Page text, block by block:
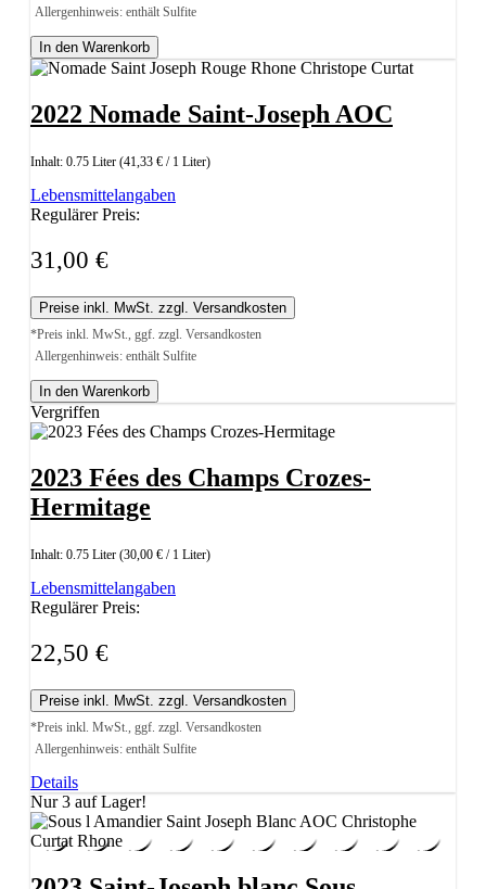
Allergenhinweis: enthält Sulfite
In den Warenkorb
2022 Nomade Saint-Joseph AOC
Inhalt: 0.75 Liter (41,33 € / 1 Liter)
Lebensmittelangaben
Regulärer Preis:
31,00 €
Preise inkl. MwSt. zzgl. Versandkosten
*Preis inkl. MwSt., ggf. zzgl. Versandkosten
Allergenhinweis: enthält Sulfite
In den Warenkorb
Vergriffen
2023 Fées des Champs Crozes-
Hermitage
Inhalt: 0.75 Liter (30,00 € / 1 Liter)
Lebensmittelangaben
Regulärer Preis:
22,50 €
Preise inkl. MwSt. zzgl. Versandkosten
*Preis inkl. MwSt., ggf. zzgl. Versandkosten
Allergenhinweis: enthält Sulfite
Details
Nur 3 auf Lager!